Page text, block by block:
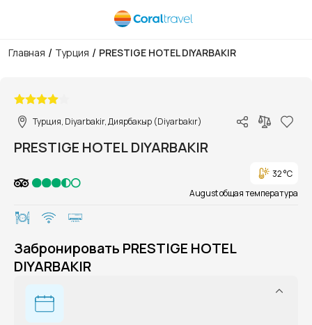
Главная / Турция / PRESTIGE HOTEL DIYARBAKIR
Турция, Diyarbakir, Диярбакыр (Diyarbakır)
PRESTIGE HOTEL DIYARBAKIR
32 °C
August общая температура
Забронировать PRESTIGE HOTEL
DIYARBAKIR